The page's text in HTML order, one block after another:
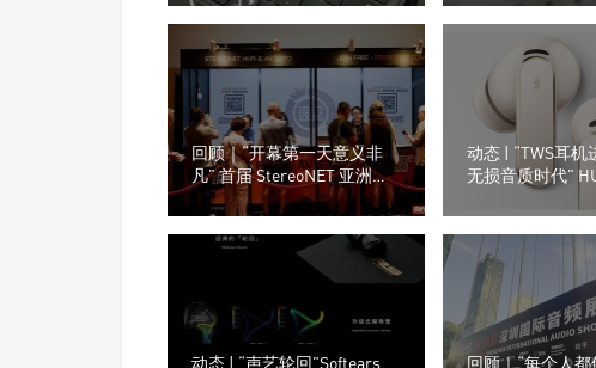
回顾｜“开幕第一天意义非
凡” 首届 StereoNET 亚洲高
级音响及视听展
动态 | “TWS耳机
无损音质时代”
动态 | “声艺轮回”Softears 回顾｜“每个人